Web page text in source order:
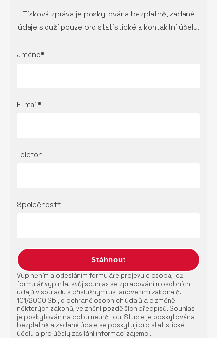
Tisková zpráva je poskytována bezplatně, zadané
údaje slouží pouze pro statistické a kontaktní účely.
Jméno*
E-mail*
Telefon
Společnost*
Vyplněním a odesláním formuláře projevuje osoba, jež
formulář vyplnila, svůj souhlas se zpracováním osobních
údajů v souladu s příslušnými ustanoveními zákona č.
101/2000 Sb., o ochraně osobních údajů a o změně
některých zákonů, ve znění pozdějších předpisů. Souhlas
je poskytován na dobu neurčitou. Studie je poskytována
bezplatně a zadané údaje se poskytují pro statistické
účely a pro účely zasílání informací zájemci.